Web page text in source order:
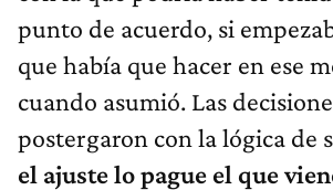
punto de acuerdo, si
que había que hacer en ese
cuando asumió. Las
postergaron con la lógica de
el ajuste lo pague el que